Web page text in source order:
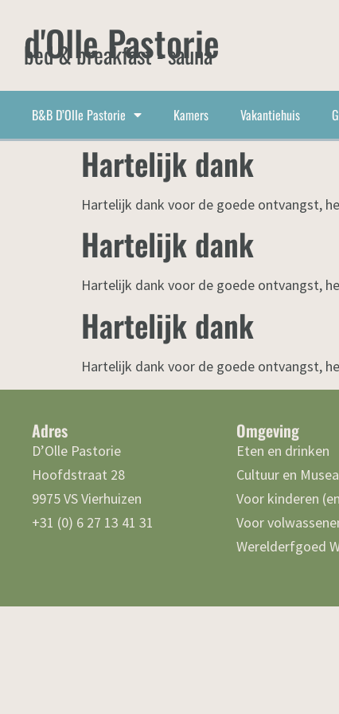
d'Olle Pastorie
bed & breakfast - sauna
B&B D’Olle Pastorie Kamers Vakantiehuis
Hartelijk dank
Hartelijk dank voor de goede ontvangst,
Hartelijk dank
Hartelijk dank voor de goede ontvangst,
Hartelijk dank
Hartelijk dank voor de goede ontvangst,
Adres
D’Olle Pastorie
Hoofdstraat 28
9975 VS Vierhuizen
+31 (0) 6 27 13 41 31
Omgeving
Eten en drinken
Cultuur en
Voor kinderen
Voor
Werelderfgoed